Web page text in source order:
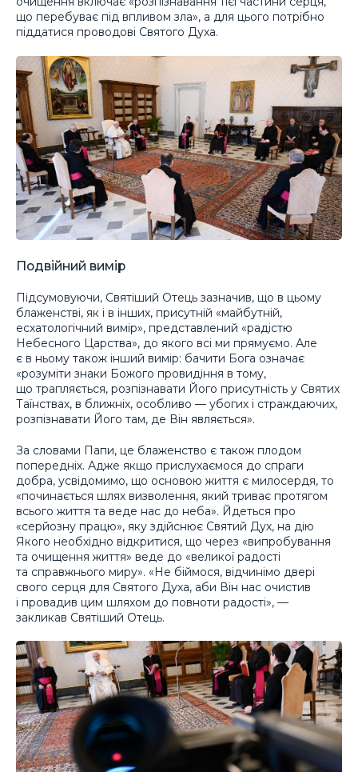
що перебуває під впливом зла», а для цього потрібно
піддатися проводові Святого Духа.
Подвійний вимір
Підсумовуючи, Святіший Отець зазначив, що в цьому
блаженстві, як і в інших, присутній «майбутній,
есхатологічний вимір», представлений «радістю
Небесного Царства», до якого всі ми прямуємо. Але
є в ньому також інший вимір: бачити Бога означає
«розуміти знаки Божого провидіння в тому,
що трапляється, розпізнавати Його присутність у Святих
Таїнствах, в ближніх, особливо — убогих і страждаючих,
розпізнавати Його там, де Він являється».
За словами Папи, це блаженство є також плодом
попередніх. Адже якщо прислухаємося до спраги
добра, усвідомимо, що основою життя є милосердя, то
«починається шлях визволення, який триває протягом
всього життя та веде нас до неба». Йдеться про
«серйозну працю», яку здійснює Святий Дух, на дію
Якого необхідно відкритися, що через «випробування
та очищення життя» веде до «великої радості
та справжнього миру». «Не біймося, відчинімо двері
свого серця для Святого Духа, аби Він нас очистив
і провадив цим шляхом до повноти радості», —
закликав Святіший Отець.